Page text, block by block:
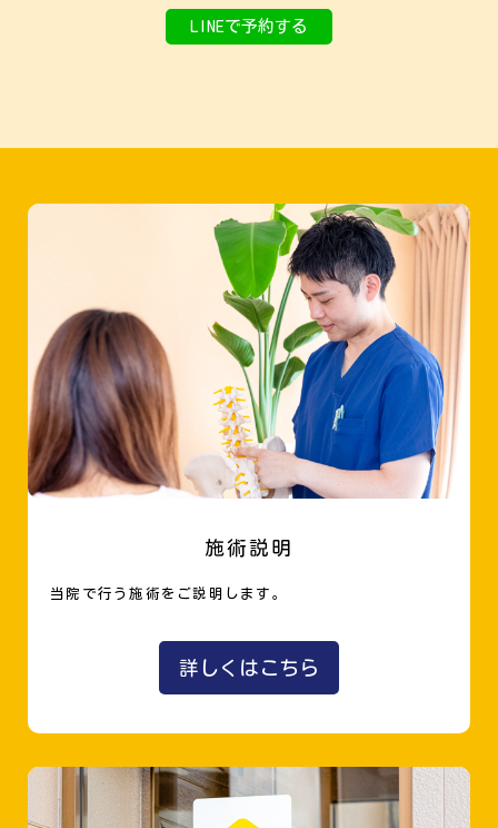
LINEで予約する
施術説明
当院で行う施術をご説明します。
詳しくはこちら